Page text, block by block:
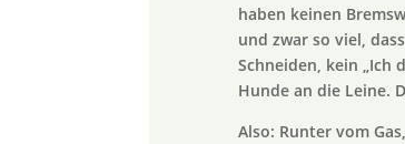
haben keinen
und zwar so viel,
Schneiden, kein „Ich
Hunde an die Leine.
Also: Runter vom